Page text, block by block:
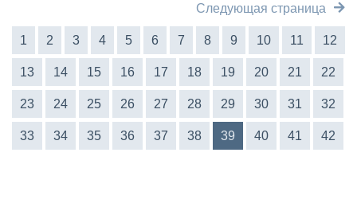
Следующая страница
1 2 3 4 5 6 7 8 9 10 11 12
13 14 15 16 17 18 19 20 21 22
23 24 25 26 27 28 29 30 31 32
33 34 35 36 37 38 39 40 41 42